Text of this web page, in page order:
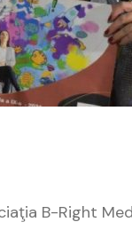
B-Right